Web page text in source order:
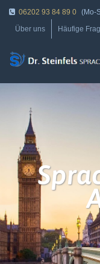
06202 93 84 89 0 (Mo-
Über uns
Häufige